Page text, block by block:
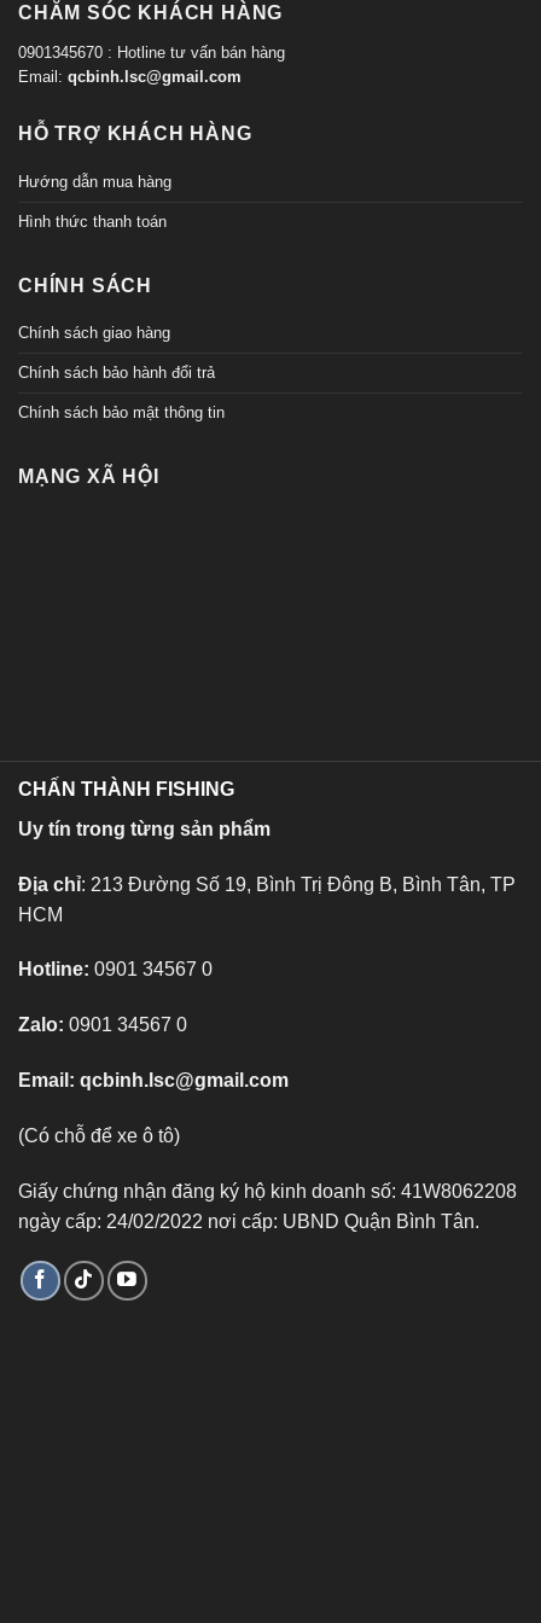
CHĂM SÓC KHÁCH HÀNG
0901345670 : Hotline tư vấn bán hàng
Email: qcbinh.lsc@gmail.com
HỖ TRỢ KHÁCH HÀNG
Hướng dẫn mua hàng
Hình thức thanh toán
CHÍNH SÁCH
Chính sách giao hàng
Chính sách bảo hành đổi trả
Chính sách bảo mật thông tin
MẠNG XÃ HỘI
CHẤN THÀNH FISHING
Uy tín trong từng sản phẩm
Địa chỉ: 213 Đường Số 19, Bình Trị Đông B, Bình Tân, TP
HCM
Hotline: 0901 34567 0
Zalo: 0901 34567 0
Email: qcbinh.lsc@gmail.com
(Có chỗ để xe ô tô)
Giấy chứng nhận đăng ký hộ kinh doanh số: 41W8062208
ngày cấp: 24/02/2022 nơi cấp: UBND Quận Bình Tân.